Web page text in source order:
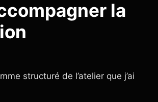
la
structuré de l’atelier que j’ai